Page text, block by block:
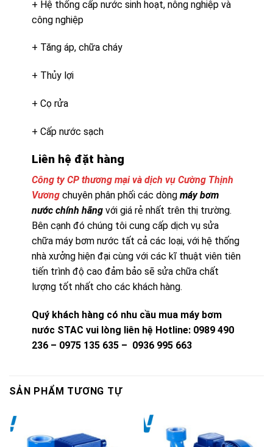
+ Hệ thống cấp nước sinh hoạt, nông nghiệp và
công nghiệp
+ Tăng áp, chữa cháy
+ Thủy lợi
+ Cọ rửa
+ Cấp nước sạch
Liên hệ đặt hàng
Công ty CP thương mại và dịch vụ Cường Thịnh
Vươngchuyên phân phối các dòng máy bơm
nước chính hãngvới giá rẻ nhất trên thị trường.
Bên cạnh đó chúng tôi cung cấp dịch vụ sửa
chữa máy bơm nước tất cả các loại, với hệ thống
nhà xưởng hiện đại cùng với các kĩ thuật viên tiên
tiến trình độ cao đảm bảo sẽ sửa chữa chất
lượng tốt nhất cho các khách hàng.
Quý khách hàng có nhu cầu mua máy bơm
nước STAC vui lòng liên hệ Hotline: 0989 490
236 – 0975 135 635 – 0936 995 663
SẢN PHẨM TƯƠNG TỰ